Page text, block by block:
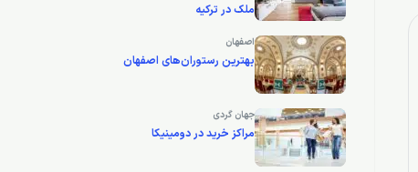
ملک در ترکیه
اصفهان
بهترین رستوران‌های اصفهان
جهان گردی
مراکز خرید در دومینیکا